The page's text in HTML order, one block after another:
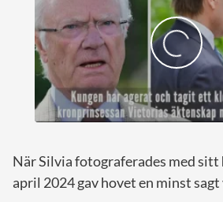
När Silvia fotograferades med sitt
april 2024 gav hovet en minst